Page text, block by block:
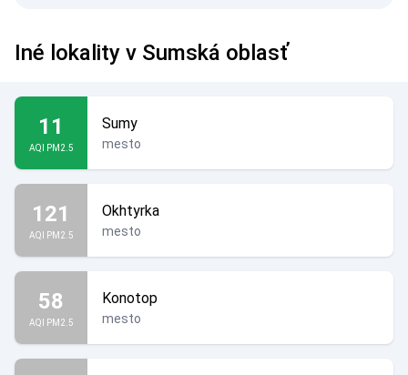
Iné lokality v Sumská oblasť
11
AQI PM2.5
Sumy
mesto
121
AQI PM2.5
Okhtyrka
mesto
58
AQI PM2.5
Konotop
mesto